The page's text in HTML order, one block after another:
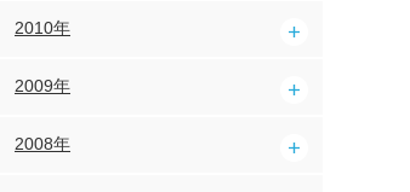
2010年
2009年
2008年